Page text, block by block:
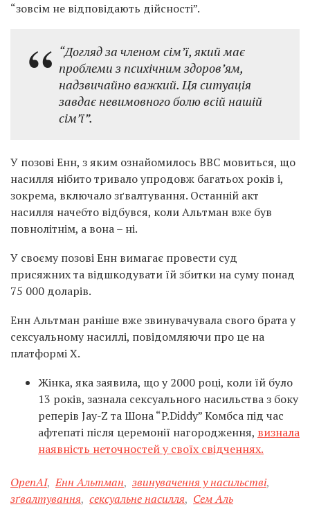
“зовсім не відповідають дійсності”.
“Догляд за членом сім’ї, який має
проблеми з психічним здоров’ям,
надзвичайно важкий. Ця ситуація
завдає невимовного болю всій нашій
сім’ї”.
У позові Енн, з яким ознайомилось BBC мовиться, що
насилля нібито тривало упродовж багатьох років і,
зокрема, включало зґвалтування. Останній акт
насилля начебто відбувся, коли Альтман вже був
повнолітнім, а вона – ні.
У своєму позові Енн вимагає провести суд
присяжних та відшкодувати їй збитки на суму понад
75 000 доларів.
Енн Альтман раніше вже звинувачувала свого брата у
сексуальному насиллі, повідомляючи про це на
платформі X.
Жінка, яка заявила, що у 2000 році, коли їй було
13 років, зазнала сексуального насильства з боку
реперів Jay-Z та Шона “P.Diddy” Комбса під час
афтепаті після церемонії нагородження, визнала
наявність неточностей у своїх свідченнях.
OpenAI, Енн Альтман, звинувачення у насильстві,
зґвалтування, сексуальне насилля, Сем Аль